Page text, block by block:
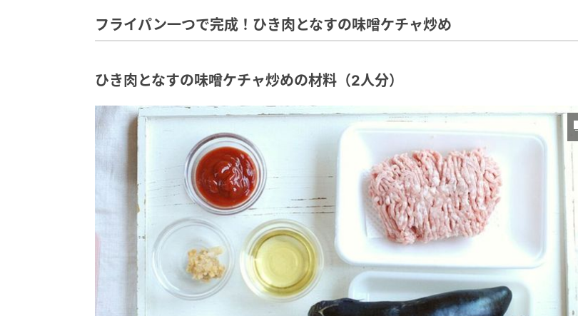
フライパン一つで完成！ひき肉となすの味噌ケチャ炒め
ひき肉となすの味噌ケチャ炒めの材料（2人分）